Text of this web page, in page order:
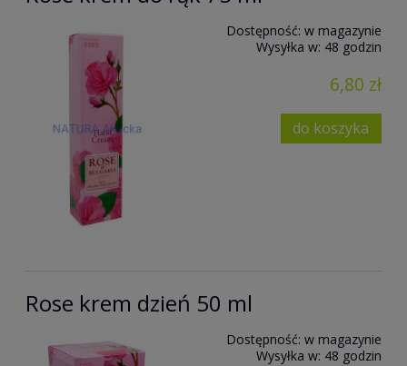
Dostępność: w magazynie
Wysyłka w: 48 godzin
6,80 zł
do koszyka
Rose krem dzień 50 ml
Dostępność: w magazynie
Wysyłka w: 48 godzin